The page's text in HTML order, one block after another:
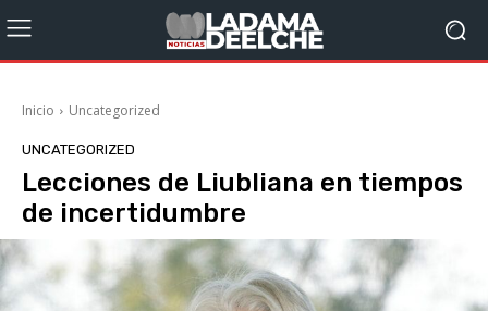
Inicio Uncategorized
UNCATEGORIZED
Lecciones de Liubliana en tiempos
de incertidumbre